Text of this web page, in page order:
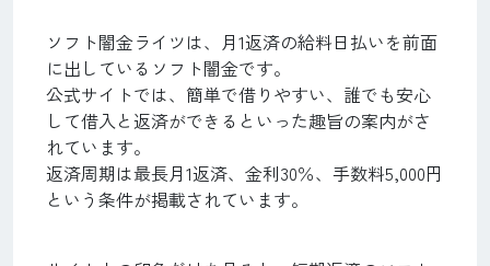
ソフト闇金ライツは、月1返済の給料日払いを前面
に出しているソフト闇金です。
公式サイトでは、簡単で借りやすい、誰でも安心
して借入と返済ができるといった趣旨の案内がさ
れています。
返済周期は最長月1返済、金利30％、手数料5,000円
という条件が掲載されています。